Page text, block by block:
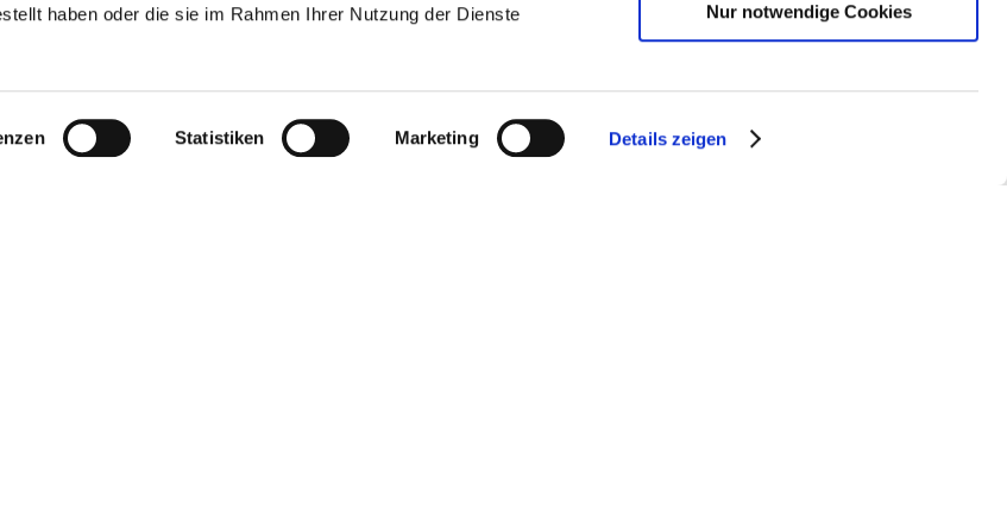
haben oder die sie im Rahmen Ihrer Nutzung der Dienste
Statistiken Marketing Details zeigen
Nur notwendige Cookies